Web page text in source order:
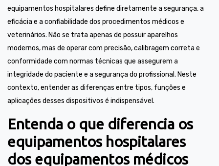
equipamentos hospitalares define diretamente a segurança, a
eficácia e a confiabilidade dos procedimentos médicos e
veterinários. Não se trata apenas de possuir aparelhos
modernos, mas de operar com precisão, calibragem correta e
conformidade com normas técnicas que assegurem a
integridade do paciente e a segurança do profissional. Neste
contexto, entender as diferenças entre tipos, funções e
aplicações desses dispositivos é indispensável.
Entenda o que diferencia os
equipamentos hospitalares
dos equipamentos médicos